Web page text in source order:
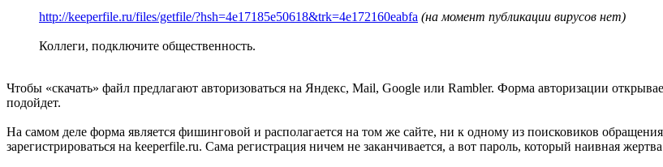
http://keeperfile.ru/files/getfile/?hsh=4e17185e50618&trk=4e172160eabfa (на момент публикации вирусов нет)
Коллеги, подключите общественность.
Чтобы «скачать» файл предлагают авторизоваться на Яндекс, Mail, Google или Rambler. Форма авторизации
подойдет.
На самом деле форма является фишинговой и располагается на том же сайте, ни к одному из поисковиков
зарегистрироваться на keeperfile.ru. Сама регистрация ничем не заканчивается, а вот пароль, который наивная